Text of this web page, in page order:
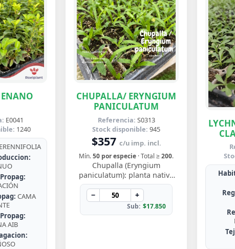
E0041
1240
CAMA
AIB
CHUPALLA/ ERYNGIUM
PANICULATUM
Referencia: S0313
Stock disponible: 945
$357 c/u imp. incl.
Mín.50 por especie · Total ≥200.
Chupalla (Eryngium
paniculatum): planta nativa
de Chile, rústica, de hojas en
roseta con bordes espinosos.
Muy resisten…
− +
Sub: $17.850